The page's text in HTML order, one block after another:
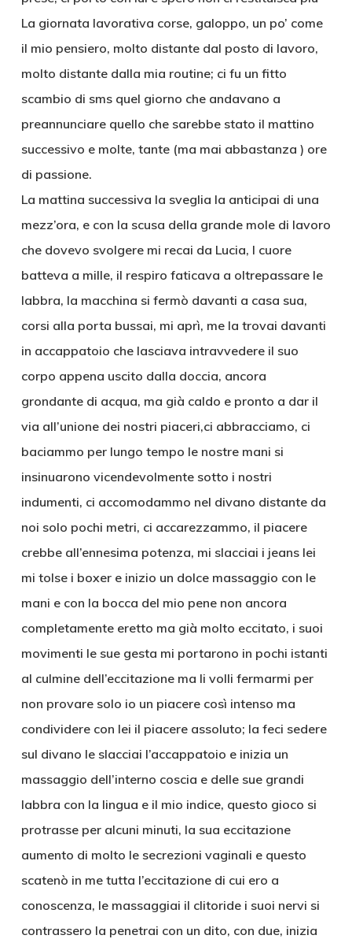
La giornata lavorativa corse, galoppo, un po’ come
il mio pensiero, molto distante dal posto di lavoro,
molto distante dalla mia routine; ci fu un fitto
scambio di sms quel giorno che andavano a
preannunciare quello che sarebbe stato il mattino
successivo e molte, tante (ma mai abbastanza ) ore
di passione.
La mattina successiva la sveglia la anticipai di una
mezz’ora, e con la scusa della grande mole di lavoro
che dovevo svolgere mi recai da Lucia, l cuore
batteva a mille, il respiro faticava a oltrepassare le
labbra, la macchina si fermò davanti a casa sua,
corsi alla porta bussai, mi aprì, me la trovai davanti
in accappatoio che lasciava intravvedere il suo
corpo appena uscito dalla doccia, ancora
grondante di acqua, ma già caldo e pronto a dar il
via all’unione dei nostri piaceri,ci abbracciamo, ci
baciammo per lungo tempo le nostre mani si
insinuarono vicendevolmente sotto i nostri
indumenti, ci accomodammo nel divano distante da
noi solo pochi metri, ci accarezzammo, il piacere
crebbe all’ennesima potenza, mi slacciai i jeans lei
mi tolse i boxer e inizio un dolce massaggio con le
mani e con la bocca del mio pene non ancora
completamente eretto ma già molto eccitato, i suoi
movimenti le sue gesta mi portarono in pochi istanti
al culmine dell’eccitazione ma li volli fermarmi per
non provare solo io un piacere così intenso ma
condividere con lei il piacere assoluto; la feci sedere
sul divano le slacciai l’accappatoio e inizia un
massaggio dell’interno coscia e delle sue grandi
labbra con la lingua e il mio indice, questo gioco si
protrasse per alcuni minuti, la sua eccitazione
aumento di molto le secrezioni vaginali e questo
scatenò in me tutta l’eccitazione di cui ero a
conoscenza, le massaggiai il clitoride i suoi nervi si
contrassero la penetrai con un dito, con due, inizia